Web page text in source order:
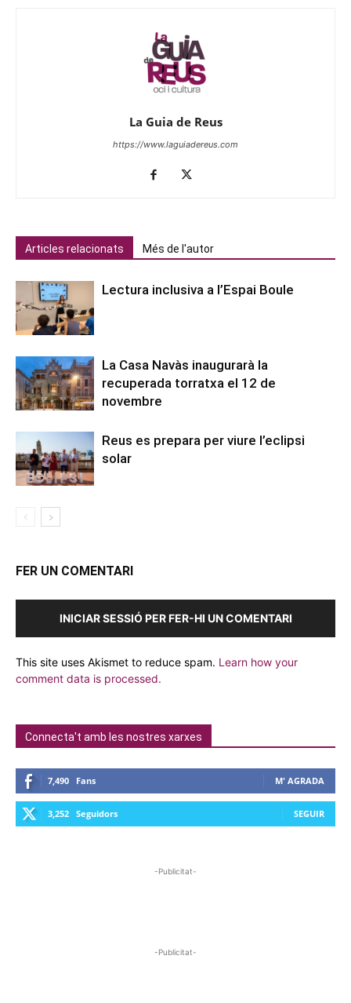
La Guia de Reus
https://www.laguiadereus.com
Articles relacionats Més de l'autor
Lectura inclusiva a l’Espai Boule
La Casa Navàs inaugurarà la
recuperada torratxa el 12 de
novembre
Reus es prepara per viure l’eclipsi
solar
FER UN COMENTARI
INICIAR SESSIÓ PER FER-HI UN COMENTARI
This site uses Akismet to reduce spam. Learn how your
comment data is processed.
Connecta't amb les nostres xarxes
7,490 Fans M' AGRADA
3,252 Seguidors SEGUIR
-Publicitat-
-Publicitat-